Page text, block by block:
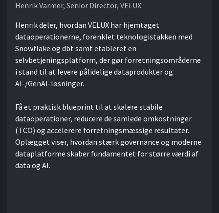
Henrik Varmer, Senior Director, VELUX
Henrik deler, hvordan VELUX har hjemtaget
dataoperationerne, forenklet teknologistakken med
Snowflake og dbt samt etableret en
selvbetjeningsplatform, der gør forretningsområderne
i stand til at levere pålidelige dataprodukter og
AI-/GenAI-løsninger.
Få et praktisk blueprint til at skalere stabile
dataoperationer, reducere de samlede omkostninger
(TCO) og accelerere forretningsmæssige resultater.
Oplægget viser, hvordan stærk governance og moderne
dataplatforme skaber fundamentet for større værdi af
data og AI.